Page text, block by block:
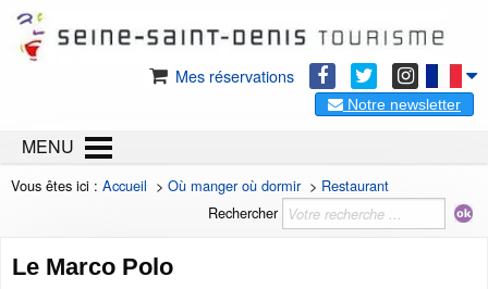
Mes réservations
Notre newsletter
MENU
Vous êtes ici : Accueil > Où manger où dormir> Restaurant
Rechercher
Le Marco Polo